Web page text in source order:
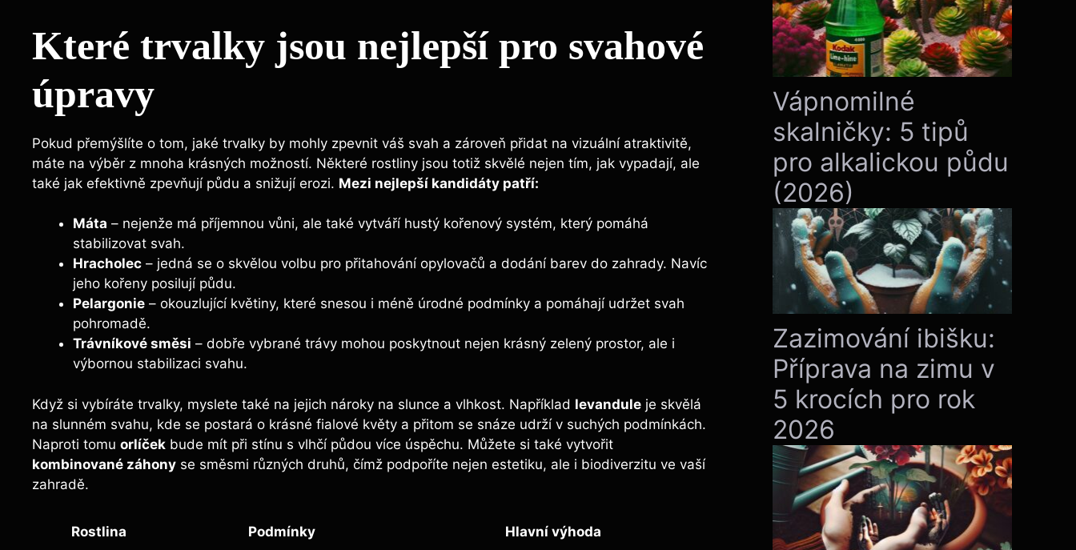
Které trvalky jsou nejlepší pro svahové
úpravy
Pokud přemýšlíte o tom, jaké trvalky by mohly zpevnit váš svah a zároveň přidat na vizuální atraktivitě,
máte na výběr z mnoha krásných možností. Některé rostliny jsou totiž skvělé nejen tím, jak vypadají, ale
také jak efektivně zpevňují půdu a snižují erozi. Mezi nejlepší kandidáty patří:
Máta – nejenže má příjemnou vůni, ale také vytváří hustý kořenový systém, který pomáhá
stabilizovat svah.
Hracholec – jedná se o skvělou volbu pro přitahování opylovačů a dodání barev do zahrady. Navíc
jeho kořeny posilují půdu.
Pelargonie – okouzlující květiny, které snesou i méně úrodné podmínky a pomáhají udržet svah
pohromadě.
Trávníkové směsi – dobře vybrané trávy mohou poskytnout nejen krásný zelený prostor, ale i
výbornou stabilizaci svahu.
Když si vybíráte trvalky, myslete také na jejich nároky na slunce a vlhkost. Například levandule je skvělá
na slunném svahu, kde se postará o krásné fialové květy a přitom se snáze udrží v suchých podmínkách.
Naproti tomu orlíček bude mít při stínu s vlhčí půdou více úspěchu. Můžete si také vytvořit
kombinované záhony se směsmi různých druhů, čímž podpoříte nejen estetiku, ale i biodiverzitu ve vaší
zahradě.
Rostlina Podmínky Hlavní výhoda
Vápnomilné
skalničky: 5 tipů
pro alkalickou půdu
(2026)
Zazimování ibišku:
Příprava na zimu v
5 krocích pro rok
2026